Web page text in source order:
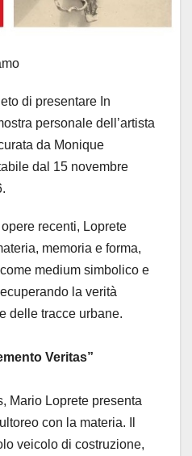
di presentare In
personale dell’artista
da Monique
dal 15 novembre
recenti, Loprete
memoria e forma,
medium simbolico e
la verità
delle tracce urbane.
Veritas”
Mario Loprete presenta
con la materia. Il
veicolo di costruzione,